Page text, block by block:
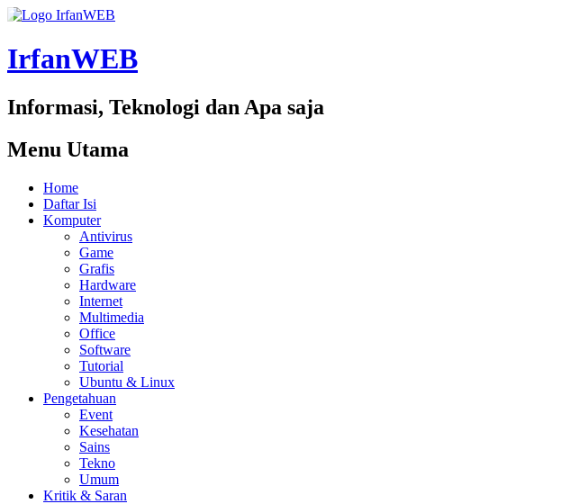
IrfanWEB
Informasi, Teknologi dan Apa saja
Menu Utama
Home
Daftar Isi
Komputer
Antivirus
Game
Grafis
Hardware
Internet
Multimedia
Office
Software
Tutorial
Ubuntu & Linux
Pengetahuan
Event
Kesehatan
Sains
Tekno
Umum
Kritik & Saran